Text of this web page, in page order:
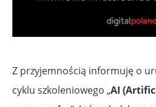
Z przyjemnością informuję o
cyklu szkoleniowego „AI